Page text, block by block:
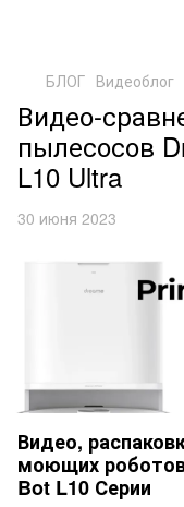
БЛОГ Видеоблог
Видео-
пылесосов
L10 Ultra
30 июня 2023
Видео,
моющих
Bot L10 Серии